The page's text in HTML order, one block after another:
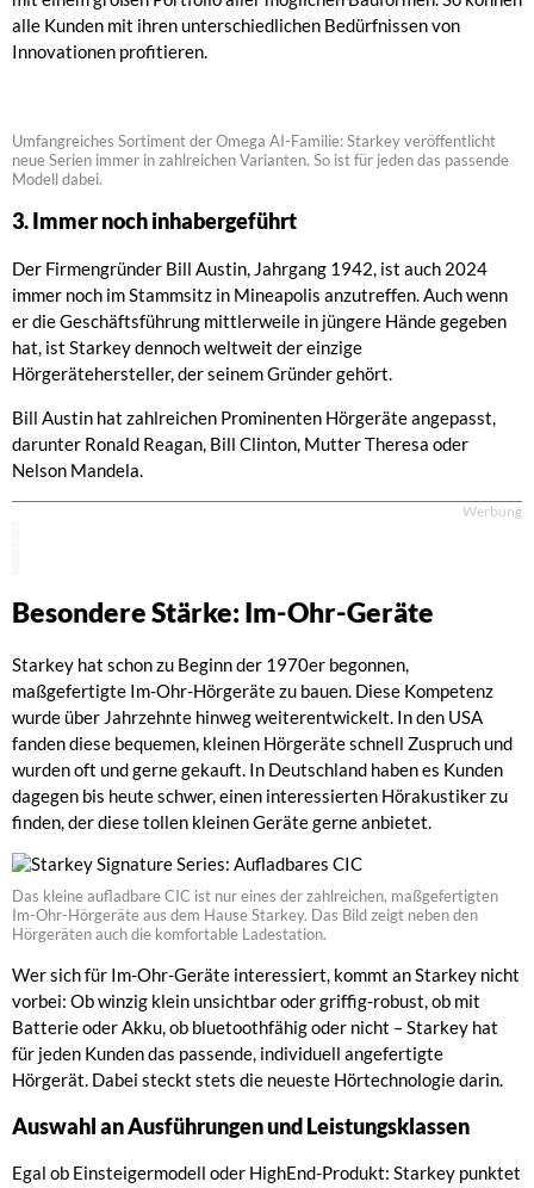
alle Kunden mit ihren unterschiedlichen Bedürfnissen von
Innovationen profitieren.
Umfangreiches Sortiment der Omega AI-Familie: Starkey veröffentlicht
neue Serien immer in zahlreichen Varianten. So ist für jeden das passende
Modell dabei.
3. Immer noch inhabergeführt
Der Firmengründer Bill Austin, Jahrgang 1942, ist auch 2024
immer noch im Stammsitz in Mineapolis anzutreffen. Auch wenn
er die Geschäftsführung mittlerweile in jüngere Hände gegeben
hat, ist Starkey dennoch weltweit der einzige
Hörgerätehersteller, der seinem Gründer gehört.
Bill Austin hat zahlreichen Prominenten Hörgeräte angepasst,
darunter Ronald Reagan, Bill Clinton, Mutter Theresa oder
Nelson Mandela.
Werbung
Besondere Stärke: Im-Ohr-Geräte
Starkey hat schon zu Beginn der 1970er begonnen,
maßgefertigte Im-Ohr-Hörgeräte zu bauen. Diese Kompetenz
wurde über Jahrzehnte hinweg weiterentwickelt. In den USA
fanden diese bequemen, kleinen Hörgeräte schnell Zuspruch und
wurden oft und gerne gekauft. In Deutschland haben es Kunden
dagegen bis heute schwer, einen interessierten Hörakustiker zu
finden, der diese tollen kleinen Geräte gerne anbietet.
Das kleine aufladbare CIC ist nur eines der zahlreichen, maßgefertigten
Im-Ohr-Hörgeräte aus dem Hause Starkey. Das Bild zeigt neben den
Hörgeräten auch die komfortable Ladestation.
Wer sich für Im-Ohr-Geräte interessiert, kommt an Starkey nicht
vorbei: Ob winzig klein unsichtbar oder griffig-robust, ob mit
Batterie oder Akku, ob bluetoothfähig oder nicht – Starkey hat
für jeden Kunden das passende, individuell angefertigte
Hörgerät. Dabei steckt stets die neueste Hörtechnologie darin.
Auswahl an Ausführungen und Leistungsklassen
Egal ob Einsteigermodell oder HighEnd-Produkt: Starkey punktet